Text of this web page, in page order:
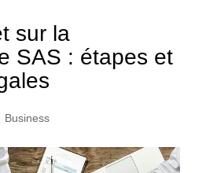
sur la
SAS : étapes et
Business